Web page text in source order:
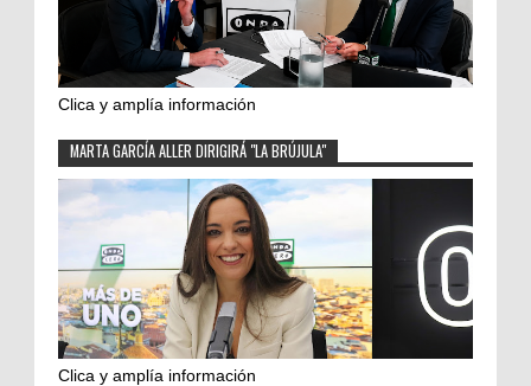
Clica y amplía información
MARTA GARCÍA ALLER DIRIGIRÁ "LA BRÚJULA"
Clica y amplía información